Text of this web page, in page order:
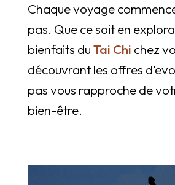
Chaque voyage
pas. Que ce soit en
bienfaits duTai Chi chez
découvrant les offres
pas vous rapproche de
bien-être.